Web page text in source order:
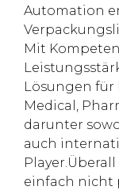
Automation
Mit
Lösungen für
Medical,
darunter
auch
einfach nicht